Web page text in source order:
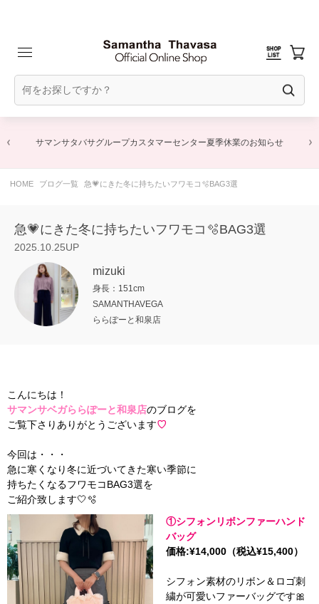
サマンサタバサグループカスタマーセンター夏季休業のお知らせ
HOME ブログ一覧 急💗にきた冬に持ちたいフワモコ🫧BAG3選
急💗にきた冬に持ちたいフワモコ🫧BAG3選
2025.10.25UP
mizuki
SAMANTHAVEGA
身長：151cm
ららぽーと和泉店
こんにちは！
サマンサベガららぽーと和泉店のブログを
ご覧下さりありがとうございます♡
今回は・・・
急に寒くなり冬に近づいてきた寒い季節に
持ちたくなるフワモコBAG3選を
ご紹介致します🤍🫧
①シフォンリボンファーハンド
バッグ
価格:¥14,000（税込¥15,400）
シフォン素材のリボン＆ロゴ刺
繍が可愛いファーバッグです🎀